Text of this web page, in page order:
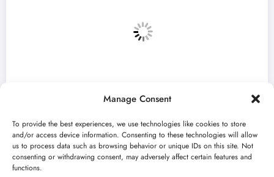
Manage Consent
To provide the best experiences, we use technologies like cookies to store
and/or access device information. Consenting to these technologies will allow
us to process data such as browsing behavior or unique IDs on this site. Not
consenting or withdrawing consent, may adversely affect certain features and
functions. Medeja“ otvara 59. Bitef u